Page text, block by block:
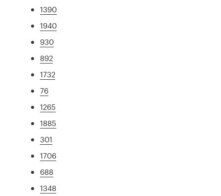
1390
1940
930
892
1732
76
1265
1885
301
1706
688
1348